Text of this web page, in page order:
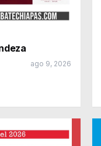
ago 9, 2026